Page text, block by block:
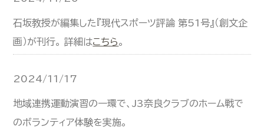
石坂教授が編集した『現代スポーツ評論 第51号』（創文企
画）が刊行。 詳細はこちら。
2024/11/17
地域連携運動演習の一環で、J3奈良クラブのホーム戦で
のボランティア体験を実施。